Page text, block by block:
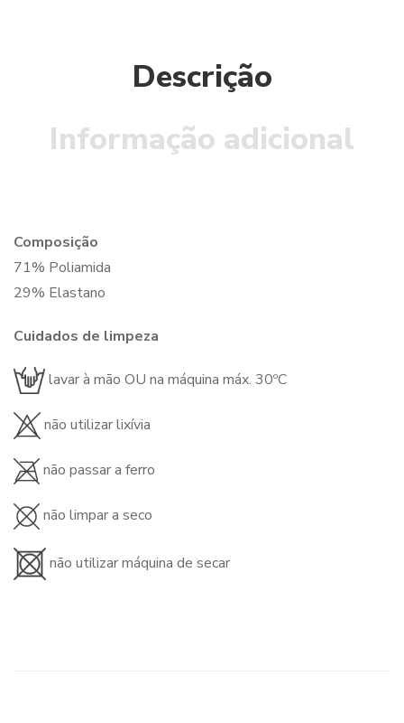
Descrição
Informação adicional
Composição
71% Poliamida
29% Elastano
Cuidados de limpeza
lavar à mão OU na máquina máx. 30ºC
não utilizar lixívia
não passar a ferro
não limpar a seco
não utilizar máquina de secar